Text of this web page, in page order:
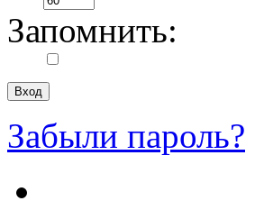
Запомнить:
Забыли пароль?